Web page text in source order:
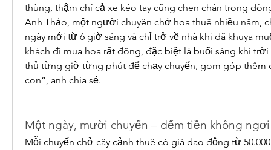
thùng, thậm chí cả xe kéo tay cũng chen chân trong
Anh Thảo, một người chuyên chở hoa thuê nhiều năm,
ngày mới từ 6 giờ sáng và chỉ trở về nhà khi đã khuya
khách đi mua hoa rất đông, đặc biệt là buổi sáng khi
thủ từng giờ từng phút để chạy chuyến, gom góp thêm
con”, anh chia sẻ.
Một ngày, mười chuyến – đếm tiền không
Mỗi chuyến chở cây cảnh thuê có giá dao động từ